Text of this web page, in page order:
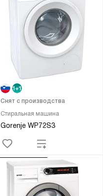
Стиральная машина
Gorenje WP72S3
Снят с производства